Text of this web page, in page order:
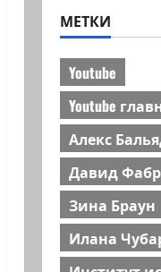
МЕТКИ
Youtube
Youtube
Алекс
Давид
Зина Браун
Илана